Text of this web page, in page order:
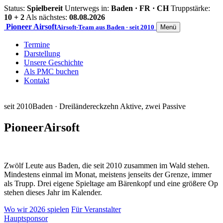
Status: Spielbereit Unterwegs in: Baden · FR · CH Truppstärke:
10 + 2 Als nächstes: 08.08.2026
Pioneer AirsoftAirsoft-Team aus Baden · seit 2010 Menü
Termine
Darstellung
Unsere Geschichte
Als PMC buchen
Kontakt
seit 2010Baden · Dreiländereckzehn Aktive, zwei Passive
PioneerAirsoft
Zwölf Leute aus Baden, die seit 2010 zusammen im Wald stehen.
Mindestens einmal im Monat, meistens jenseits der Grenze, immer
als Trupp. Drei eigene Spieltage am Bärenkopf und eine größere Op
stehen dieses Jahr im Kalender.
Wo wir 2026 spielen Für Veranstalter
Hauptsponsor